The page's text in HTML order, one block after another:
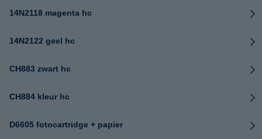
14N2118 magenta hc
14N2122 geel hc
CH883 zwart hc
CH884 kleur hc
D6605 fotocartridge + papier